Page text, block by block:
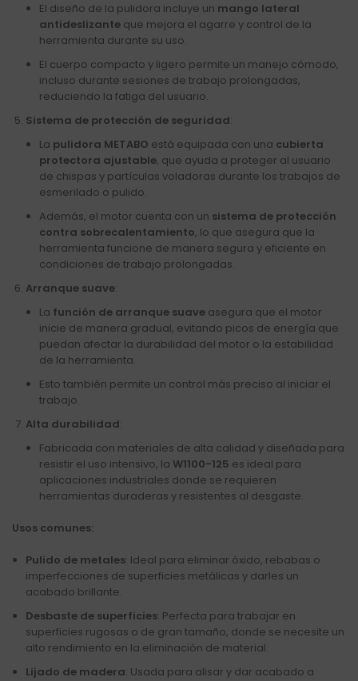
El diseño de la pulidora incluye un mango lateral
antideslizante que mejora el agarre y control de la
herramienta durante su uso.
El cuerpo compacto y ligero permite un manejo cómodo,
incluso durante sesiones de trabajo prolongadas,
reduciendo la fatiga del usuario.
Sistema de protección de seguridad:
La pulidora METABO está equipada con una cubierta
protectora ajustable, que ayuda a proteger al usuario
de chispas y partículas voladoras durante los trabajos de
esmerilado o pulido.
Además, el motor cuenta con un sistema de protección
contra sobrecalentamiento, lo que asegura que la
herramienta funcione de manera segura y eficiente en
condiciones de trabajo prolongadas.
Arranque suave:
La función de arranque suave asegura que el motor
inicie de manera gradual, evitando picos de energía que
puedan afectar la durabilidad del motor o la estabilidad
de la herramienta.
Esto también permite un control más preciso al iniciar el
trabajo.
Alta durabilidad:
Fabricada con materiales de alta calidad y diseñada para
resistir el uso intensivo, la W1100-125 es ideal para
aplicaciones industriales donde se requieren
herramientas duraderas y resistentes al desgaste.
Usos comunes:
Pulido de metales: Ideal para eliminar óxido, rebabas o
imperfecciones de superficies metálicas y darles un
acabado brillante.
Desbaste de superficies: Perfecta para trabajar en
superficies rugosas o de gran tamaño, donde se necesite un
alto rendimiento en la eliminación de material.
Lijado de madera: Usada para alisar y dar acabado a